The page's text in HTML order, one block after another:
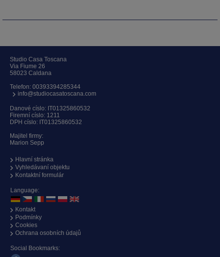
Studio Casa Toscana
Via Fiume 26
58023 Caldana
Telefon: 00393394285344
info@studiocasatoscana.com
Danové císlo: IT01325860532
Firemní císlo: 1211
DPH císlo: IT01325860532
Majitel firmy:
Marion Sepp
Hlavní stránka
Vyhledávaní objektu
Kontaktní formulár
Language:
Kontakt
Podmínky
Cookies
Ochrana osobních údajů
Social Bookmarks: